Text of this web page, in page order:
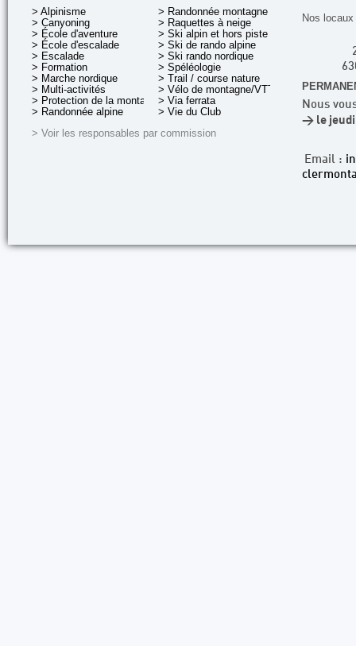
> Alpinisme
> Canyoning
> École d'aventure
> École d'escalade
> Escalade
> Formation
> Marche nordique
> Multi-activités
> Protection de la montagne
> Randonnée alpine
> Randonnée montagne
> Raquettes à neige
> Ski alpin et hors piste
> Ski de rando alpine
> Ski rando nordique
> Spéléologie
> Trail / course nature
> Vélo de montagne/VTT
> Via ferrata
> Vie du Club
> Voir les responsables par commission
Nos
Nous
> le jeudi
Email :